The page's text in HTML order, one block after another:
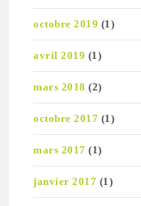
octobre 2019 (1)
avril 2019 (1)
mars 2018 (2)
octobre 2017 (1)
mars 2017 (1)
janvier 2017 (1)